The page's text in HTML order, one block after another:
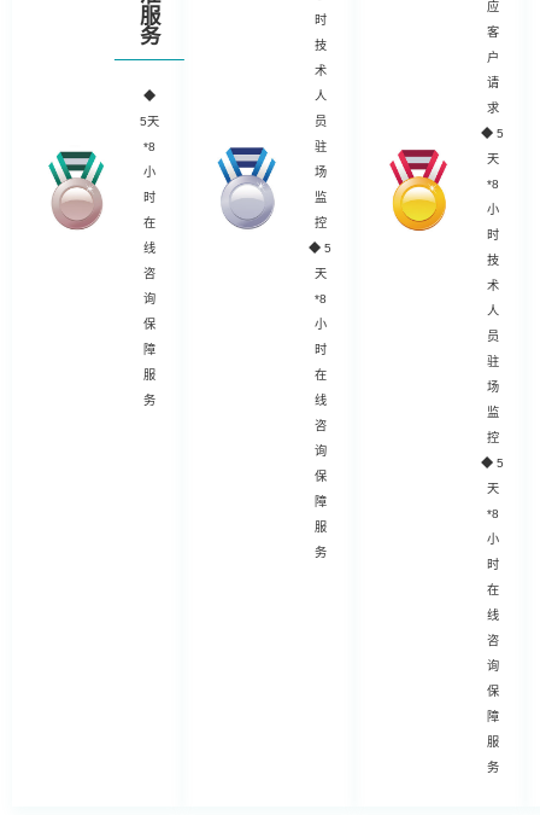
服
务
◆
5天
*8
小
时
在
线
咨
询
保
障
服
务
时
技
术
人
员
驻
场
监
控
◆5
天
*8
小
时
在
线
咨
询
保
障
服
务
应
客
户
请
求
◆ 5
天
*8
小
时
技
术
人
员
驻
场
监
控
◆5
天
*8
小
时
在
线
咨
询
保
障
服
务